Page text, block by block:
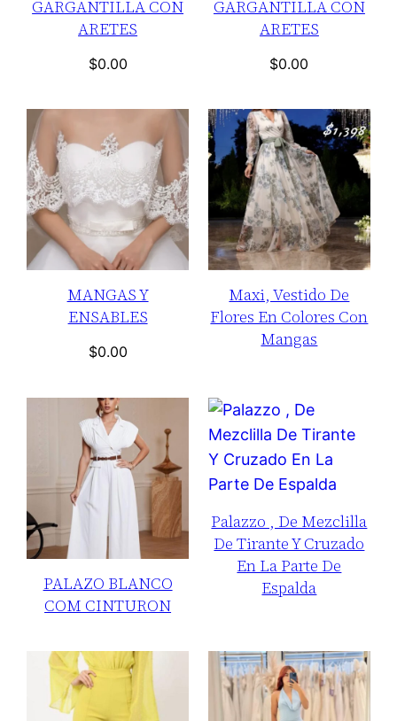
GARGANTILLA CON
ARETES
$0.00
GARGANTILLA CON
ARETES
$0.00
MANGAS Y
ENSABLES
$0.00
Maxi, Vestido De
Flores En Colores Con
Mangas
PALAZO BLANCO
COM CINTURON
Palazzo , De Mezclilla
De Tirante Y Cruzado
En La Parte De
Espalda